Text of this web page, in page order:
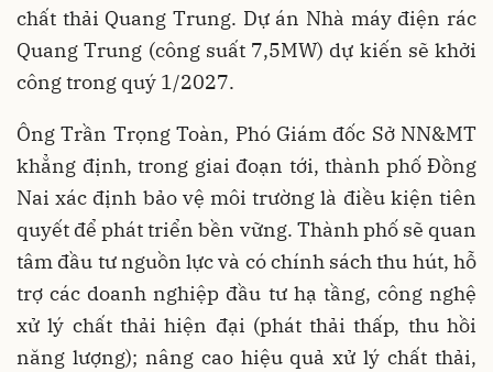
chất thải Quang Trung. Dự án Nhà máy điện rác
Quang Trung (công suất 7,5MW) dự kiến sẽ khởi
công trong quý 1/2027.
Ông Trần Trọng Toàn, Phó Giám đốc Sở NN&MT
khẳng định, trong giai đoạn tới, thành phố Đồng
Nai xác định bảo vệ môi trường là điều kiện tiên
quyết để phát triển bền vững. Thành phố sẽ quan
tâm đầu tư nguồn lực và có chính sách thu hút, hỗ
trợ các doanh nghiệp đầu tư hạ tầng, công nghệ
xử lý chất thải hiện đại (phát thải thấp, thu hồi
năng lượng); nâng cao hiệu quả xử lý chất thải,